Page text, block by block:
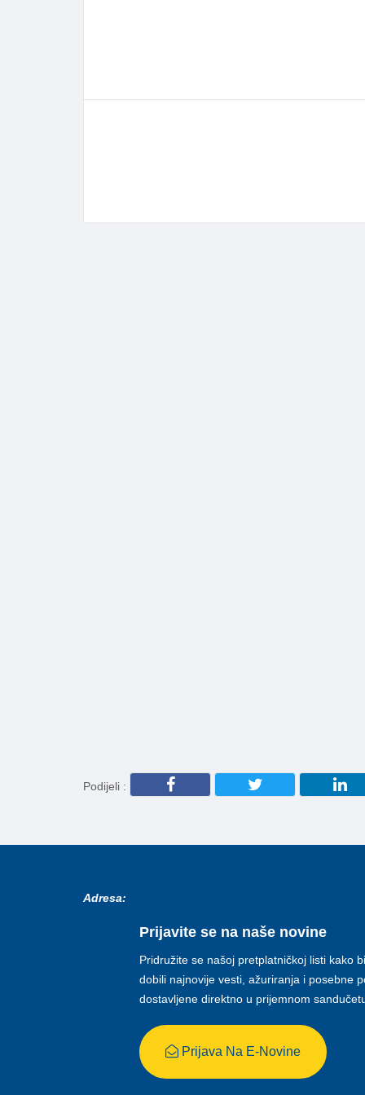
Podijeli :
Adresa:
Prijavite se na naše novine
Pridružite se našoj pretplatničkoj listi kako
dobili najnovije vesti, ažuriranja i posebne
dostavljene direktno u prijemnom
Prijava Na E-Novine